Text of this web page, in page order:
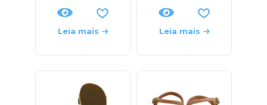
Leia mais Leia mais